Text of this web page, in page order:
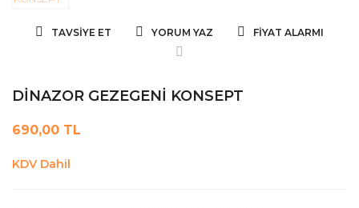
TAVSIYE ET YORUM YAZ FIYAT ALARMI
DİNAZOR GEZEGENİ KONSEPT
690,00 TL
KDV Dahil